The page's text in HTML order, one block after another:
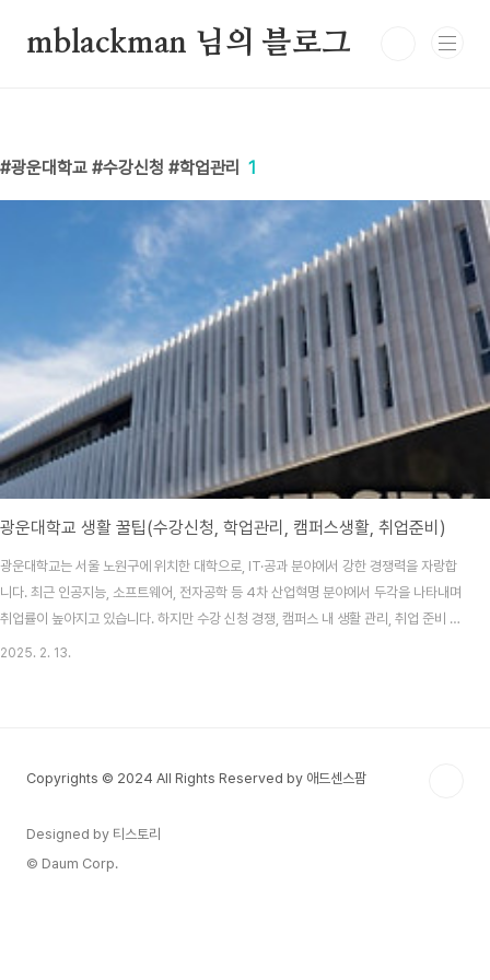
mblackman 님의 블로그
광운대학교 #수강신청 #학업관리 1
광운대학교 생활 꿀팁(수강신청, 학업관리, 캠퍼스생활, 취업준비)
광운대학교는 서울 노원구에 위치한 대학으로, IT·공과 분야에서 강한 경쟁력을 자랑합
니다. 최근 인공지능, 소프트웨어, 전자공학 등 4차 산업혁명 분야에서 두각을 나타내며
취업률이 높아지고 있습니다. 하지만 수강 신청 경쟁, 캠퍼스 내 생활 관리, 취업 준비 등
에서 어려움을 느끼는 학생들이 많습니다. 이 글에서는 수강 신청, 학업 관리, 캠퍼스 생
택하는 것이 중요합니다.②..
2025. 2. 13.
Copyrights © 2024 All Rights Reserved by 애드센스팜
Designed by 티스토리
© Daum Corp.